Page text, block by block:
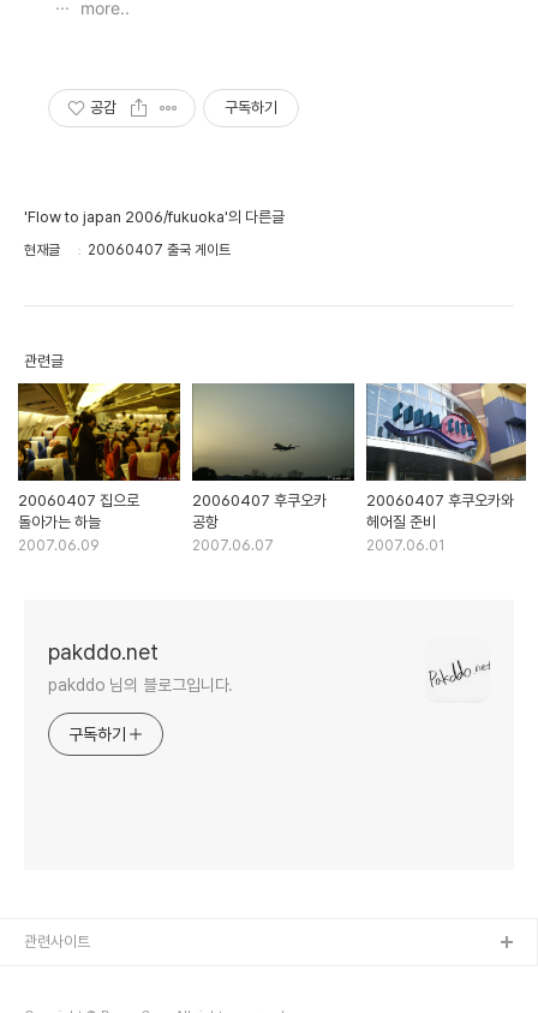
more..
공감 구독하기
'Flow to japan 2006/fukuoka'의 다른글
현재글 20060407 출국 게이트
관련글
20060407 집으로
돌아가는 하늘
2007.06.09
20060407 후쿠오카
공항
2007.06.07
20060407 후쿠오카와
헤어질 준비
2007.06.01
pakddo.net
pakddo 님의 블로그입니다.
구독하기
관련사이트